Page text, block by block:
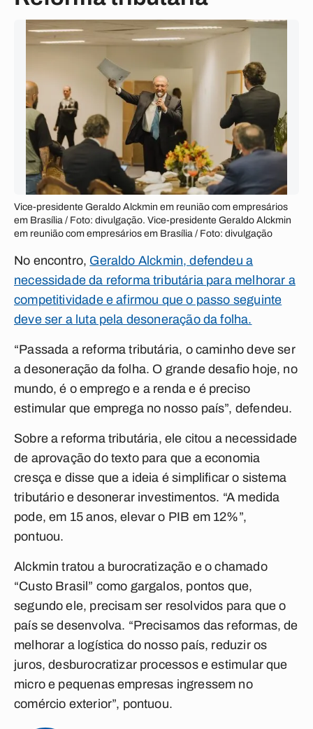
Vice-presidente Geraldo Alckmin em reunião com empresários
em Brasília / Foto: divulgação. Vice-presidente Geraldo Alckmin
em reunião com empresários em Brasília / Foto: divulgação
No encontro, Geraldo Alckmin, defendeu a
necessidade da reforma tributária para melhorar a
competitividade e afirmou que o passo seguinte
deve ser a luta pela desoneração da folha.
“Passada a reforma tributária, o caminho deve ser
a desoneração da folha. O grande desafio hoje, no
mundo, é o emprego e a renda e é preciso
estimular que emprega no nosso país”, defendeu.
Sobre a reforma tributária, ele citou a necessidade
de aprovação do texto para que a economia
cresça e disse que a ideia é simplificar o sistema
tributário e desonerar investimentos. “A medida
pode, em 15 anos, elevar o PIB em 12%”,
pontuou.
Alckmin tratou a burocratização e o chamado
“Custo Brasil” como gargalos, pontos que,
segundo ele, precisam ser resolvidos para que o
país se desenvolva. “Precisamos das reformas, de
melhorar a logística do nosso país, reduzir os
juros, desburocratizar processos e estimular que
micro e pequenas empresas ingressem no
comércio exterior”, pontuou.